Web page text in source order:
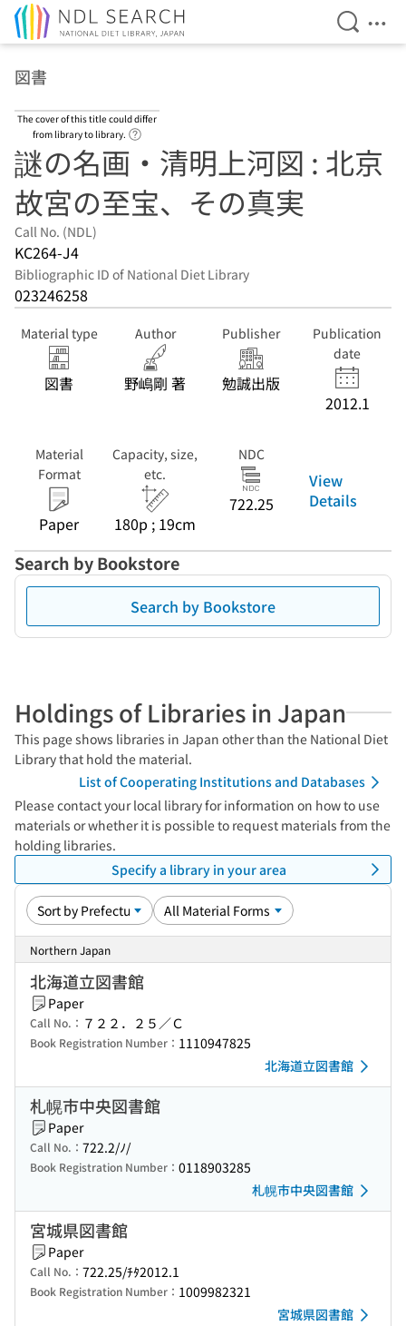
Open
図書
The cover of this title could differ
from library to library.
謎の名画・清明上河図 : 北京
故宮の至宝、その真実
Call No. (NDL)
KC264-J4
Bibliographic ID of National Diet Library
023246258
Material type
図書
Author
野嶋剛 著
Publisher
勉誠出版
Publication
date
2012.1
Material
Format
Paper
Capacity, size,
etc.
180p ; 19cm
NDC
722.25
View
Details
Search by Bookstore
Search by Bookstore
Holdings of Libraries in Japan
This page shows libraries in Japan other than the National Diet
Library that hold the material.
List of Cooperating Institutions and Databases
Please contact your local library for information on how to use
materials or whether it is possible to request materials from the
holding libraries.
Specify a library in your area
Northern Japan
北海道立図書館
Paper
Call No.： ７２２．２５／Ｃ
Book Registration Number： 1110947825
北海道立図書館
札幌市中央図書館
Paper
Call No.： 722.2/ﾉ/
Book Registration Number： 0118903285
札幌市中央図書館
宮城県図書館
Paper
Call No.： 722.25/ﾁﾀ2012.1
Book Registration Number： 1009982321
宮城県図書館